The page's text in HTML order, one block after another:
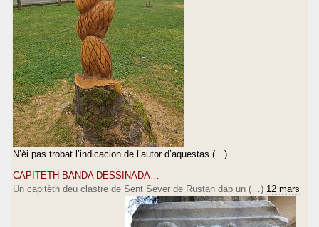
N’èi pas trobat l’indicacion de l’autor d’aquestas (…)
CAPITETH BANDA DESSINADA…
Un capitèth deu clastre de Sent Sever de Rustan dab un (…) 12 mars